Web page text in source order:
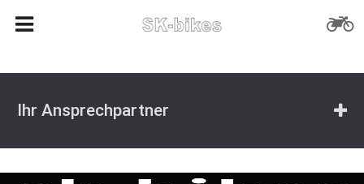
Ihr Ansprechpartner